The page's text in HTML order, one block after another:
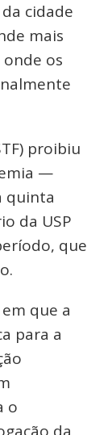
cidade
mais
os
proibiu
—
quinta
da USP
que
que a
para a
o
da